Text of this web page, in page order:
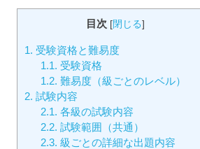
目次 [閉じる]
1. 受験資格と難易度
1.1. 受験資格
1.2. 難易度（級ごとのレベル）
2. 試験内容
2.1. 各級の試験内容
2.2. 試験範囲（共通）
2.3. 級ごとの詳細な出題内容